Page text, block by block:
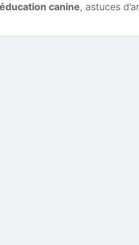
éducation canine, astuces